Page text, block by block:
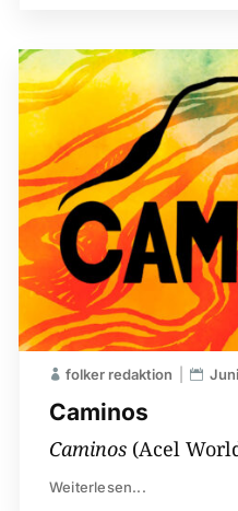
Caminos
folker redaktion
Caminos(Acel
Weiterlesen...